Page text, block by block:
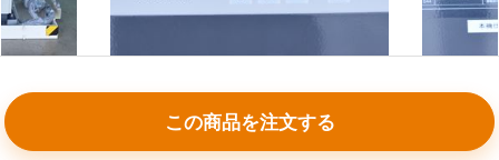
この商品を注文する